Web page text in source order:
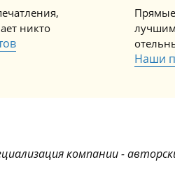
никто
Наши
компании -